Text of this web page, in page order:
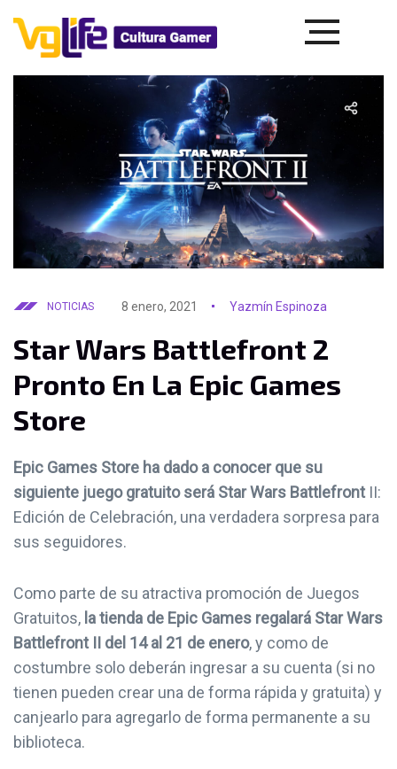
NOTICIAS 8 enero, 2021 Yazmín Espinoza
Star Wars Battlefront 2
Pronto En La Epic Games
Store
Epic Games Store ha dado a conocer que su
siguiente juego gratuito será Star Wars BattlefrontII:
Edición de Celebración, una verdadera sorpresa para
sus seguidores.
Como parte de su atractiva promoción de Juegos
Gratuitos, la tienda de Epic Games regalará Star Wars
Battlefront II del 14 al 21 de enero, y como de
costumbre solo deberán ingresar a su cuenta (si no
tienen pueden crear una de forma rápida y gratuita) y
canjearlo para agregarlo de forma permanente a su
biblioteca.